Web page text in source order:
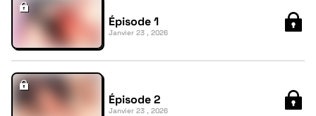
Épisode 1
Janvier 23 , 2026
Épisode 2
Janvier 23 , 2026